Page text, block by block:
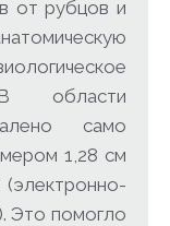
от рубцов и
области
само
1,28 см
Это помогло